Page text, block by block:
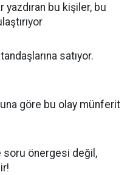
yazdıran bu kişiler, bu
satıyor.
göre bu olay münferit
soru önergesi değil,